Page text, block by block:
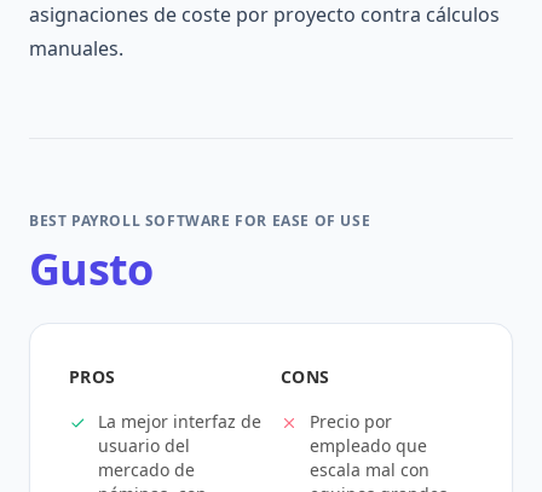
asignaciones de coste por proyecto contra cálculos
manuales.
BEST PAYROLL SOFTWARE FOR EASE OF USE
Gusto
PROS
La mejor interfaz de
usuario del
mercado de
CONS
Precio por
empleado que
escala mal con